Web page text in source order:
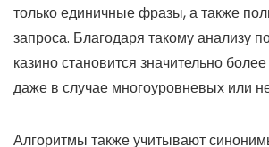
только единичные фразы, а также
запроса. Благодаря такому анализу
казино становится значительно
даже в случае многоуровневых или
Алгоритмы также учитывают